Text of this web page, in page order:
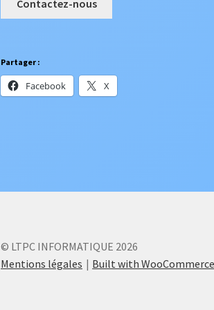
Contactez-nous
Partager :
Facebook X
© LTPC INFORMATIQUE 2026
Mentions légales
Built with